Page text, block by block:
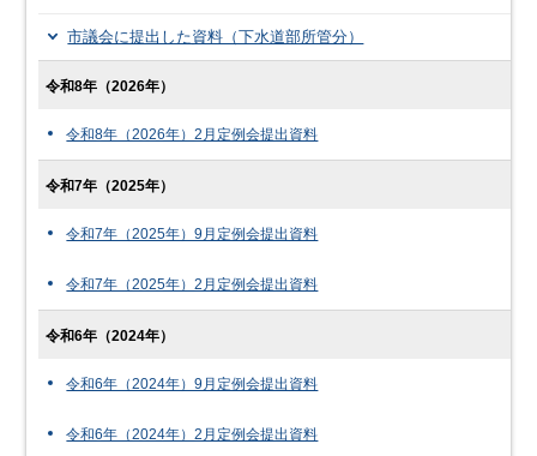
市議会に提出した資料（下水道部所管分）
令和8年（2026年）
令和8年（2026年）2月定例会提出資料
令和7年（2025年）
令和7年（2025年）9月定例会提出資料
令和7年（2025年）2月定例会提出資料
令和6年（2024年）
令和6年（2024年）9月定例会提出資料
令和6年（2024年）2月定例会提出資料